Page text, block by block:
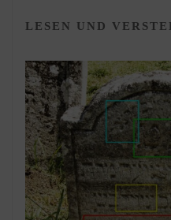
LESEN UND